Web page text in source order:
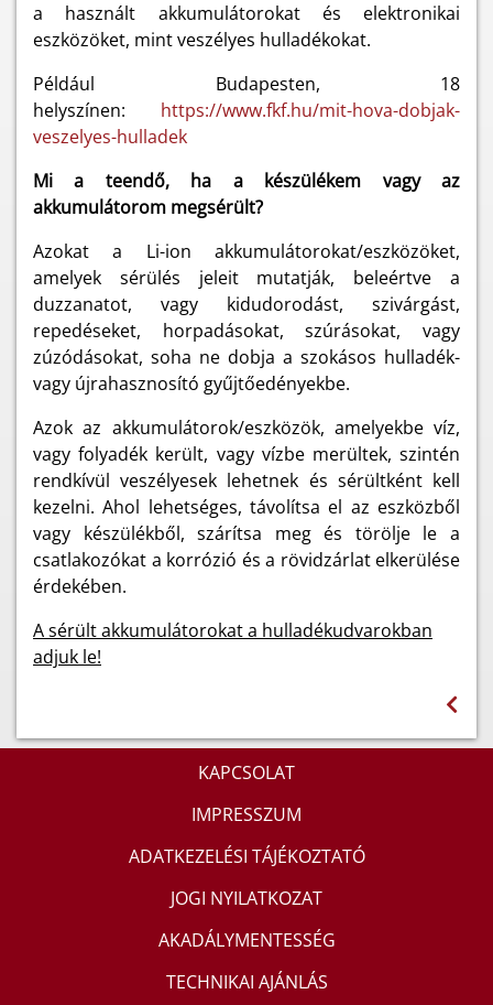
a használt akkumulátorokat és elektronikai
eszközöket, mint veszélyes hulladékokat.
Például Budapesten, 18
helyszínen:
https://www.fkf.hu/mit-hova-dobjak-
veszelyes-hulladek
Mi a teendő, ha a készülékem vagy az
akkumulátorom megsérült?
Azokat a Li-ion akkumulátorokat/eszközöket,
amelyek sérülés jeleit mutatják, beleértve a
duzzanatot, vagy kidudorodást, szivárgást,
repedéseket, horpadásokat, szúrásokat, vagy
zúzódásokat, soha ne dobja a szokásos hulladék-
vagy újrahasznosító gyűjtőedényekbe.
Azok az akkumulátorok/eszközök, amelyekbe víz,
vagy folyadék került, vagy vízbe merültek, szintén
rendkívül veszélyesek lehetnek és sérültként kell
kezelni. Ahol lehetséges, távolítsa el az eszközből
vagy készülékből, szárítsa meg és törölje le a
csatlakozókat a korrózió és a rövidzárlat elkerülése
érdekében.
A sérült akkumulátorokat a hulladékudvarokban
adjuk le!
KAPCSOLAT
IMPRESSZUM
ADATKEZELÉSI TÁJÉKOZTATÓ
JOGI NYILATKOZAT
AKADÁLYMENTESSÉG
TECHNIKAI AJÁNLÁS